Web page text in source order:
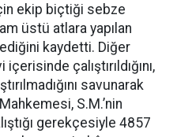
ekip biçtiği sebze
üstü atlara yapılan
kaydetti. Diğer
çalıştırıldığını,
savunarak
S.M.’nin
gerekçesiyle 4857